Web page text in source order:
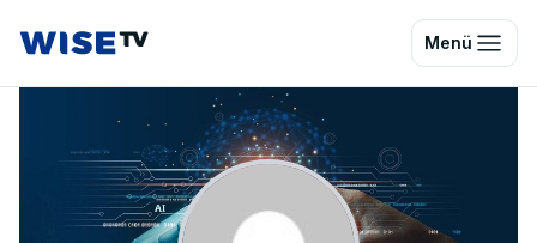
Wise TV Menü